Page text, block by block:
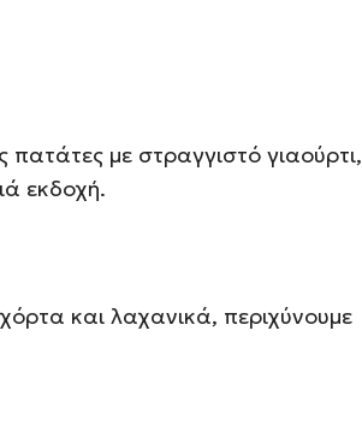
πατάτες με στραγγιστό γιαούρτι,
εκδοχή.
και λαχανικά, περιχύνουμε